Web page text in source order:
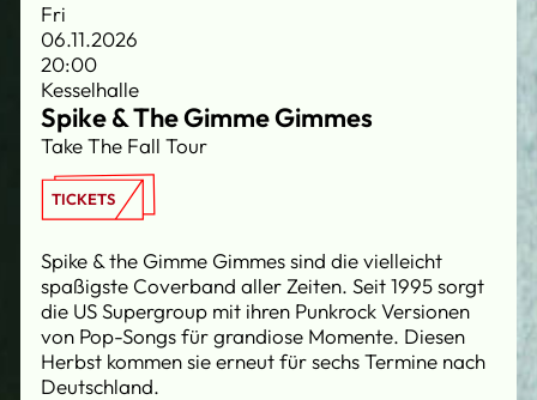
Fri
06.11.2026
20:00
Kesselhalle
Spike & The Gimme Gimmes
Take The Fall Tour
TICKETS
Spike & the Gimme Gimmes sind die vielleicht
spaßigste Coverband aller Zeiten. Seit 1995 sorgt
die US Supergroup mit ihren Punkrock Versionen
von Pop-Songs für grandiose Momente. Diesen
Herbst kommen sie erneut für sechs Termine nach
Deutschland.